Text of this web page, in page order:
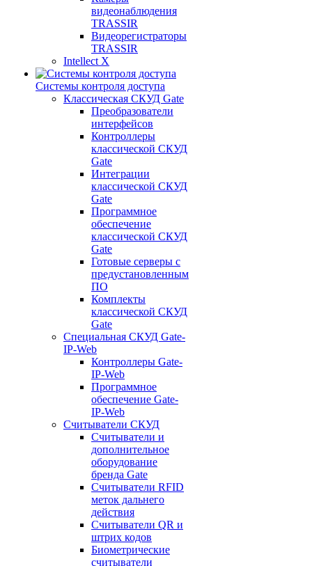
видеонаблюдения
TRASSIR
Видеорегистраторы
TRASSIR
Intellect X
Системы контроля доступа
Классическая СКУД Gate
Преобразователи
интерфейсов
Контроллеры
классической СКУД
Gate
Интеграции
классической СКУД
Gate
Программное
обеспечение
классической СКУД
Gate
Готовые серверы с
предустановленным
ПО
Комплекты
классической СКУД
Gate
Специальная СКУД Gate-
IP-Web
Контроллеры Gate-
IP-Web
Программное
обеспечение Gate-
IP-Web
Считыватели СКУД
Считыватели и
дополнительное
оборудование
бренда Gate
Считыватели RFID
меток дальнего
действия
Считыватели QR и
штрих кодов
Биометрические
считыватели